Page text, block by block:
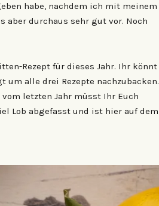
habe, nachdem ich mit meinem
aber durchaus sehr gut vor. Noch
Rezept für dieses Jahr. Ihr könnt
alle drei Rezepte nachzubacken.
vom letzten Jahr müsst Ihr Euch
Lob abgefasst und ist hier auf dem